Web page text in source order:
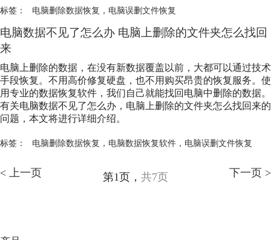
标签： 电脑删除数据恢复 ， 电脑误删文件恢复
电脑数据不见了怎么办 电脑上删除的文件夹怎么找回
来
电脑上删除的数据，在没有新数据覆盖以前，大都可以通过技术
手段恢复。不用高价修复硬盘，也不用购买昂贵的恢复服务。使
用专业的数据恢复软件，我们自己就能找回电脑中删除的数据。
有关电脑数据不见了怎么办，电脑上删除的文件夹怎么找回来的
问题，本文将进行详细介绍。
标签： 电脑删除数据恢复 ， 电脑数据恢复软件， 电脑误删文件恢复
< 上一页 第1页， 共7页 下一页 >